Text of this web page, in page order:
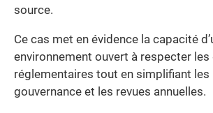
source.
Ce cas met en évidence la capacité
environnement ouvert à respecter les
réglementaires tout en simplifiant
gouvernance et les revues annuelles.